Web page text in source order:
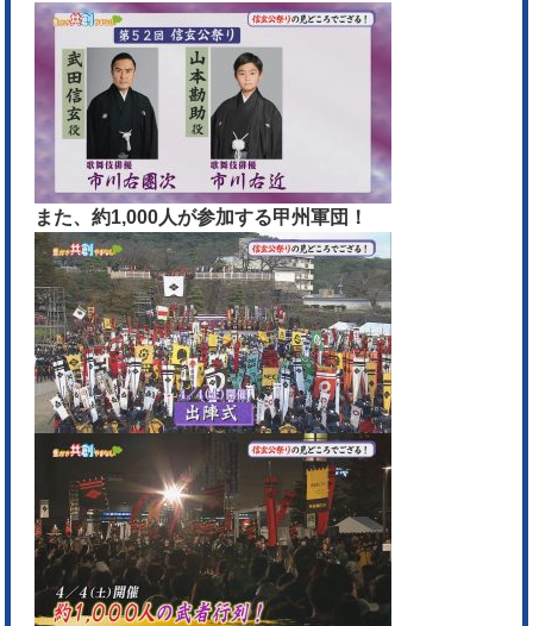
また、約1,000人が参加する甲州軍団！